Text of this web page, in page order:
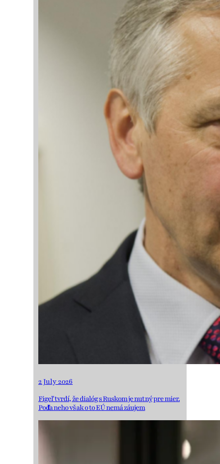
2 July 2026
Figeľ tvrdí, že dialóg s Ruskom je nutný pre mier.
Podľa neho však o to EÚ nemá záujem